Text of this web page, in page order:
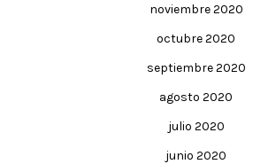
noviembre 2020
octubre 2020
septiembre 2020
agosto 2020
julio 2020
junio 2020